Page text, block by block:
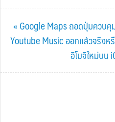
Previous
Post:
« Google Maps ถอดปุ่มควบ
Youtube Music ออกแล้วจริงห
Next
Post:
อิโมจิใหม่บน